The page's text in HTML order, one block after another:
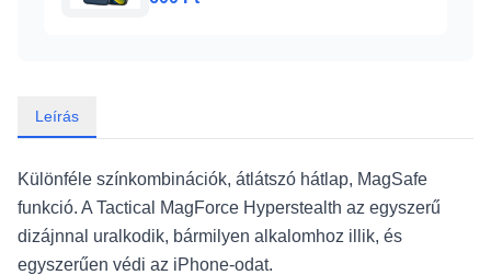
Leírás
Különféle színkombinációk, átlátszó hátlap, MagSafe
funkció. A Tactical MagForce Hyperstealth az egyszerű
dizájnnal uralkodik, bármilyen alkalomhoz illik, és
egyszerűen védi az iPhone-odat.